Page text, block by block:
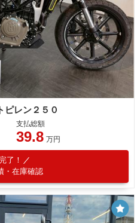
ピレン２５０
支払総額
39.8 万円
了！
・在庫確認